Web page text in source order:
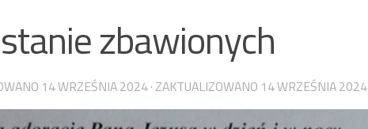
zbawionych
14 WRZEŚNIA 2024· ZAKTUALIZOWANO 14 WRZEŚNIA 2024